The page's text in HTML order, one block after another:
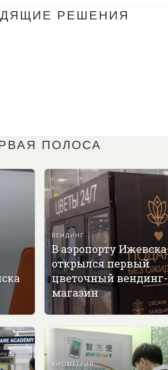
РЕШЕНИЯ
ПОЛОСА
ВЕНДИНГ
В аэропорту Ижевска
открылся первый
цветочный вендинг-
магазин
БИОМЕТРИЯ